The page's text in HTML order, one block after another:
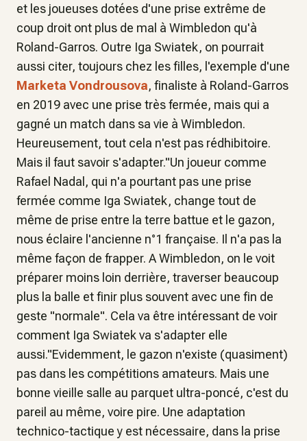
et les joueuses dotées d'une prise extrême de
coup droit ont plus de mal à Wimbledon qu'à
Roland-Garros. Outre Iga Swiatek, on pourrait
aussi citer, toujours chez les filles, l'exemple d'une
Marketa Vondrousova, finaliste à Roland-Garros
en 2019 avec une prise très fermée, mais qui a
gagné un match dans sa vie à Wimbledon.
Heureusement, tout cela n'est pas rédhibitoire.
Mais il faut savoir s'adapter."Un joueur comme
Rafael Nadal, qui n'a pourtant pas une prise
fermée comme Iga Swiatek, change tout de
même de prise entre la terre battue et le gazon,
nous éclaire l'ancienne n°1 française. Il n'a pas la
même façon de frapper. A Wimbledon, on le voit
préparer moins loin derrière, traverser beaucoup
plus la balle et finir plus souvent avec une fin de
geste "normale". Cela va être intéressant de voir
comment Iga Swiatek va s'adapter elle
aussi."Evidemment, le gazon n'existe (quasiment)
pas dans les compétitions amateurs. Mais une
bonne vieille salle au parquet ultra-poncé, c'est du
pareil au même, voire pire. Une adaptation
technico-tactique y est nécessaire, dans la prise